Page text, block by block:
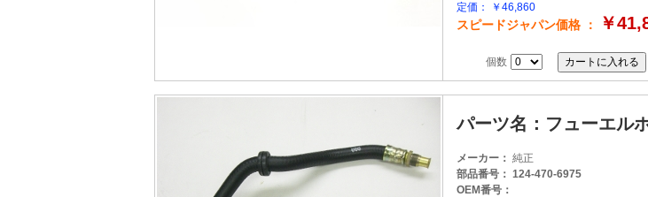
定価： ￥46,860
スピードジャパン価格 ： ￥
個数
パーツ名：フューエル
メーカー： 純正
部品番号： 124-470-6975
OEM番号：